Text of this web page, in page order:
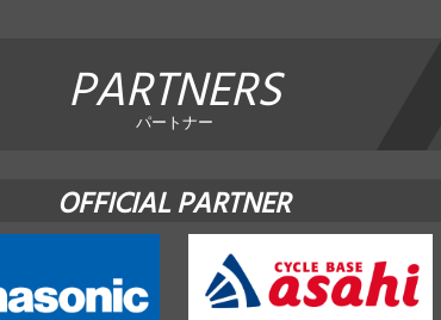
PARTNERS
パートナー
OFFICIAL PARTNER